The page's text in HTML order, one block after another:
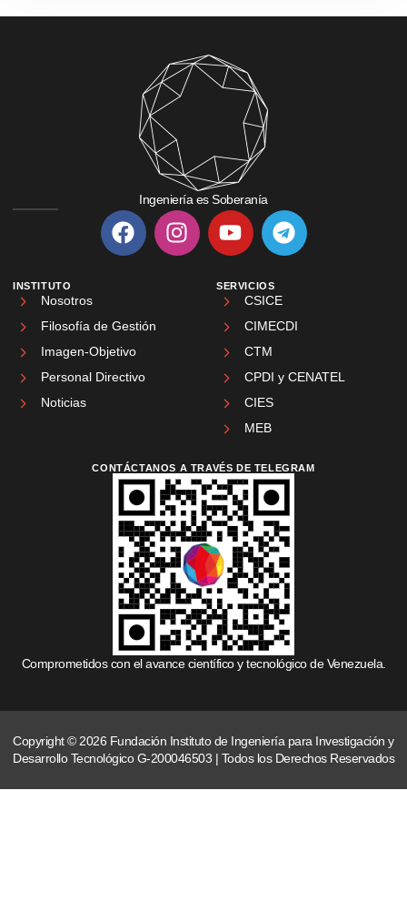
Ingeniería es Soberanía
INSTITUTO
Nosotros
Filosofía de Gestión
Imagen-Objetivo
Personal Directivo
Noticias
SERVICIOS
CSICE
CIMECDI
CTM
CPDI y CENATEL
CIES
MEB
CONTÁCTANOS A TRAVÉS DE TELEGRAM
Comprometidos con el avance científico y tecnológico de Venezuela.
Copyright © 2026 Fundación Instituto de Ingeniería para Investigación y
Desarrollo Tecnológico G-200046503 | Todos los Derechos Reservados